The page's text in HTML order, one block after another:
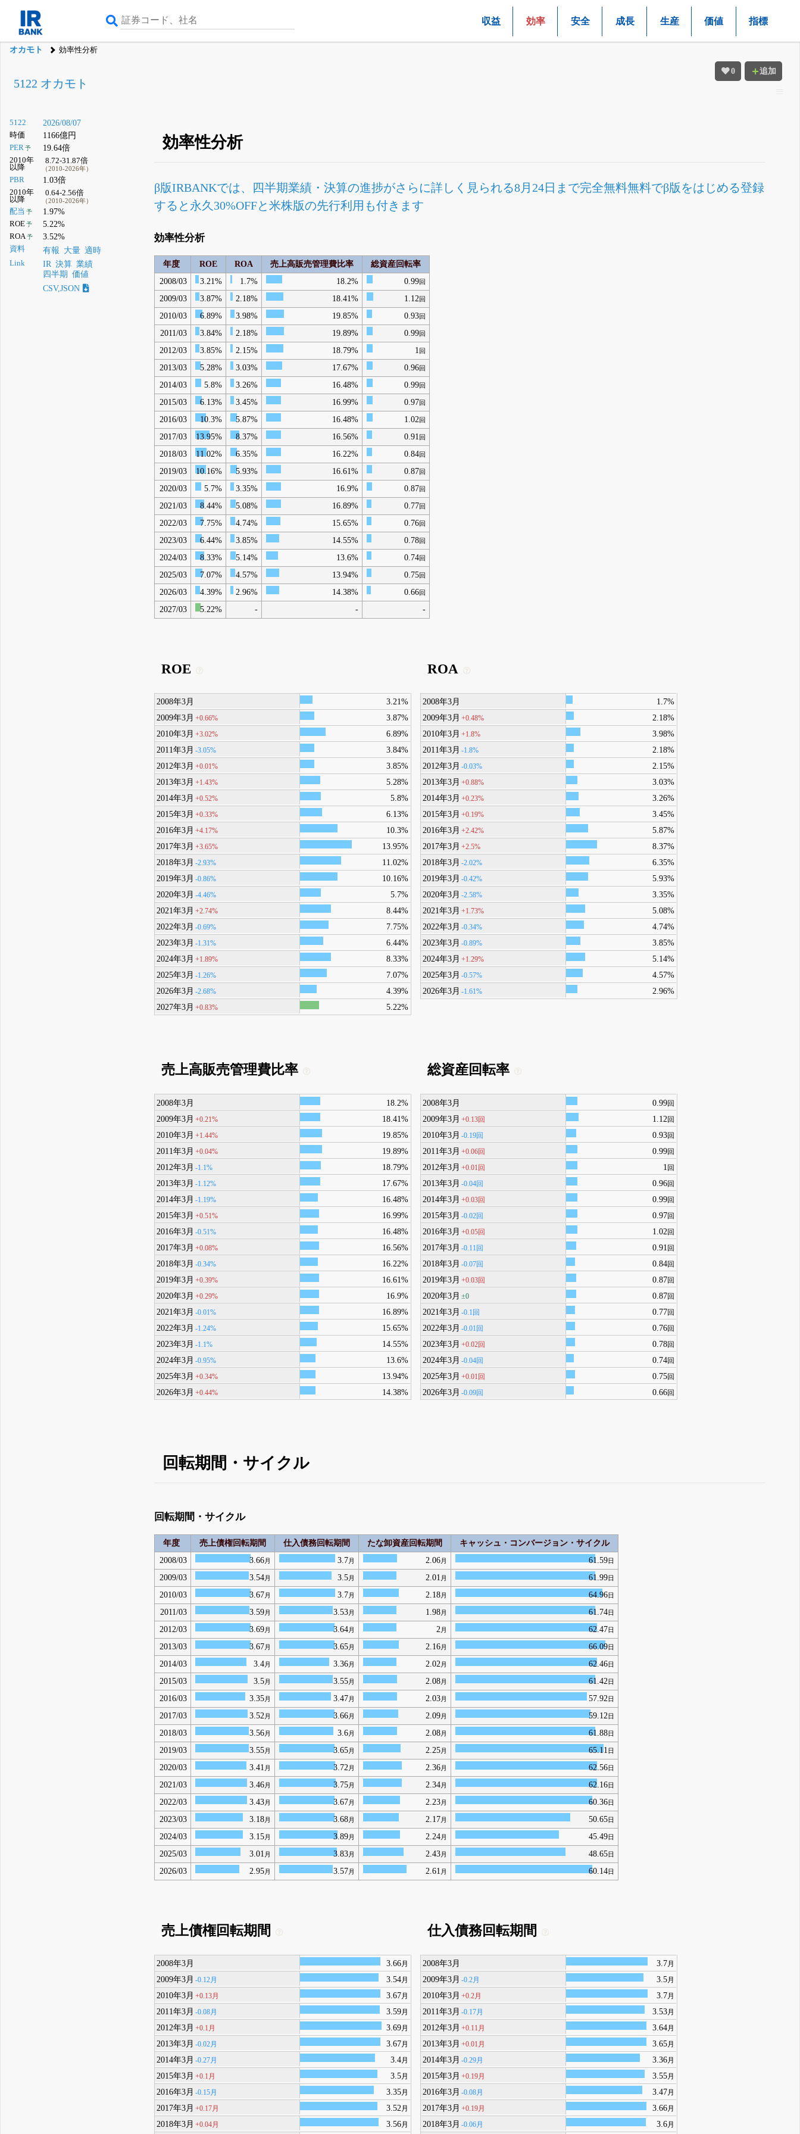
収益 効率 安全 成長 生産 価値 指標
オカモト 効率性分析
0 追加
5122 オカモト
5122 2026/08/07
時価 1166億円
PER予 19.64倍
2010年
以降
8.72-31.87倍
（2010-2026年）
PBR 1.03倍
2010年
以降
0.64-2.56倍
（2010-2026年）
配当 予 1.97%
ROE予 5.22%
ROA予 3.52%
資料 有報 大量 適時
Link IR 決算 業績
四半期
価値
CSV,JSON
効率性分析
β版IRBANKでは、 四半期業績・決算の進捗がさらに詳しく見られる8月24日まで完全無料無料でβ版をはじめる登録
すると永久30%OFFと米株版の先行利用も付きます
効率性分析
年度 ROE ROA 売上高販売管理費比率
総資産回転率
2008/03
3.21% 1.7% 18.2% 0.99回
2009/03 3.87% 2.18% 18.41% 1.12回
2010/03 6.89% 3.98% 19.85% 0.93回
2011/03 3.84% 2.18% 19.89% 0.99回
2012/03 3.85% 2.15% 18.79% 1回
2013/03 5.28% 3.03% 17.67% 0.96回
2014/03 5.8% 3.26% 16.48% 0.99回
2015/03 6.13% 3.45% 16.99% 0.97回
2016/03 10.3% 5.87% 16.48% 1.02回
2017/03 13.95% 8.37% 16.56% 0.91回
2018/03 11.02% 6.35% 16.22% 0.84回
2019/03 10.16% 5.93% 16.61% 0.87回
2020/03 5.7% 3.35% 16.9% 0.87回
2021/03 8.44% 5.08% 16.89% 0.77回
2022/03 7.75% 4.74% 15.65% 0.76回
2023/03 6.44% 3.85% 14.55% 0.78回
2024/03 8.33% 5.14% 13.6% 0.74回
2025/03 7.07% 4.57% 13.94% 0.75回
2026/03 4.39% 2.96% 14.38% 0.66回
2027/03 5.22% - - -
ROE
2008年3月
3.21%
2009年3月 +0.66%
3.87%
2010年3月 +3.02%
6.89%
2011年3月 -3.05%
3.84%
2012年3月 +0.01%
3.85%
2013年3月 +1.43%
5.28%
2014年3月 +0.52%
5.8%
2015年3月 +0.33%
6.13%
2016年3月 +4.17%
10.3%
2017年3月 +3.65%
13.95%
2018年3月 -2.93%
11.02%
2019年3月 -0.86%
10.16%
2020年3月 -4.46%
5.7%
2021年3月 +2.74%
8.44%
2022年3月 -0.69%
7.75%
2023年3月 -1.31%
6.44%
2024年3月 +1.89%
8.33%
2025年3月 -1.26%
7.07%
2026年3月 -2.68%
4.39%
2027年3月 +0.83% 5.22%
ROA
2008年3月
1.7%
2009年3月 +0.48%
2.18%
2010年3月 +1.8%
3.98%
2011年3月 -1.8%
2.18%
2012年3月 -0.03%
2.15%
2013年3月 +0.88%
3.03%
2014年3月 +0.23%
3.26%
2015年3月 +0.19%
3.45%
2016年3月 +2.42%
5.87%
2017年3月 +2.5%
8.37%
2018年3月 -2.02%
6.35%
2019年3月 -0.42%
5.93%
2020年3月 -2.58%
3.35%
2021年3月 +1.73%
5.08%
2022年3月 -0.34%
4.74%
2023年3月 -0.89%
3.85%
2024年3月 +1.29%
5.14%
2025年3月 -0.57%
4.57%
2026年3月 -1.61% 2.96%
売上高販売管理費比率
2008年3月
18.2%
2009年3月 +0.21%
18.41%
2010年3月 +1.44%
19.85%
2011年3月 +0.04%
19.89%
2012年3月 -1.1%
18.79%
2013年3月 -1.12%
17.67%
2014年3月 -1.19%
16.48%
2015年3月 +0.51%
16.99%
2016年3月 -0.51%
16.48%
2017年3月 +0.08%
16.56%
2018年3月 -0.34%
16.22%
2019年3月 +0.39%
16.61%
2020年3月 +0.29%
16.9%
2021年3月 -0.01%
16.89%
2022年3月 -1.24%
15.65%
2023年3月 -1.1%
14.55%
2024年3月 -0.95%
13.6%
2025年3月 +0.34%
13.94%
2026年3月 +0.44% 14.38%
総資産回転率
2008年3月 0.99回
2009年3月 +0.13回 1.12 回
2010年3月 -0.19回 0.93回
2011年3月 +0.06回 0.99回
2012年3月 +0.01回 1 回
2013年3月 -0.04回 0.96回
2014年3月 +0.03回 0.99回
2015年3月 -0.02回 0.97回
2016年3月 +0.05回 1.02 回
2017年3月 -0.11回 0.91 回
2018年3月 -0.07回 0.84回
2019年3月 +0.03回 0.87回
2020年3月 ±0 0.87回
2021年3月 -0.1回 0.77回
2022年3月 -0.01回 0.76回
2023年3月 +0.02回 0.78回
2024年3月 -0.04回 0.74回
2025年3月 +0.01回 0.75回
2026年3月 -0.09回 0.66回
回転期間・サイクル
回転期間・サイクル
年度 売上債権回転期間 仕入債務回転期間 たな卸資産回転期間
キャッシュ・コンバージョン・サイクル
2008/03
3.66月 3.7月 2.06月 61.59日
2009/03 3.54月 3.5月 2.01 月 61.99日
2010/03 3.67月 3.7月 2.18月 64.96日
2011/03 3.59月 3.53月 1.98月 61.74日
2012/03 3.69月 3.64月 2 月 62.47日
2013/03 3.67月 3.65月 2.16月 66.09日
2014/03 3.4月 3.36月 2.02 月 62.46日
2015/03 3.5月 3.55月 2.08月 61.42日
2016/03 3.35月 3.47月 2.03月 57.92日
2017/03 3.52 月 3.66月 2.09月 59.12日
2018/03 3.56月 3.6月 2.08月 61.88日
2019/03 3.55月 3.65月 2.25月 65.11日
2020/03 3.41 月 3.72 月 2.36月 62.56日
2021/03 3.46月 3.75月 2.34月 62.16日
2022/03 3.43月 3.67月 2.23月 60.36日
2023/03 3.18月 3.68月 2.17月 50.65日
2024/03 3.15月 3.89月 2.24月 45.49日
2025/03 3.01 月 3.83月 2.43月 48.65日
2026/03 2.95月 3.57月 2.61 月 60.14日
売上債権回転期間
2008年3月 3.66月
2009年3月 -0.12月 3.54月
2010年3月 +0.13月 3.67月
2011年3月 -0.08月 3.59月
2012年3月 +0.1月 3.69月
2013年3月 -0.02月 3.67月
2014年3月 -0.27月 3.4月
2015年3月 +0.1月 3.5月
2016年3月 -0.15月 3.35月
2017年3月 +0.17月 3.52 月
2018年3月 +0.04月 3.56月
仕入債務回転期間
2008年3月 3.7月
2009年3月 -0.2月 3.5月
2010年3月 +0.2月 3.7月
2011年3月 -0.17月 3.53月
2012年3月 +0.11月 3.64月
2013年3月 +0.01月 3.65月
2014年3月 -0.29月 3.36月
2015年3月 +0.19月 3.55月
2016年3月 -0.08月 3.47月
2017年3月 +0.19月 3.66月
2018年3月 -0.06月 3.6月